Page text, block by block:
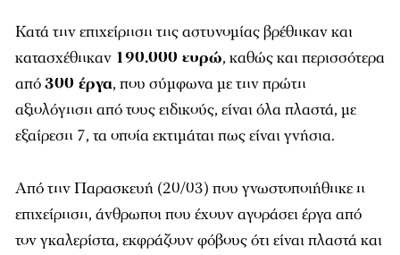
Κατά την επιχείρηση της αστυνομίας βρέθηκαν και
κατασχέθηκαν 190.000 ευρώ, καθώς και περισσότερα
από300 έργα, που σύμφωνα με την πρώτη
αξιολόγηση από τους ειδικούς, είναι όλα πλαστά, με
εξαίρεση 7, τα οποία εκτιμάται πως είναι γνήσια.
Από την Παρασκευή (20/03) που γνωστοποιήθηκε η
επιχείρηση, άνθρωποι που έχουν αγοράσει έργα από
τον γκαλερίστα, εκφράζουν φόβους ότι είναι πλαστά και